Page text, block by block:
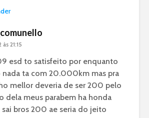
21:15
esd to satisfeito por enquanto
ta com 20.000km mas pra
mellor deveria de ser 200 pelo
dela meus parabem ha honda
sai bros 200 ae seria do jeito